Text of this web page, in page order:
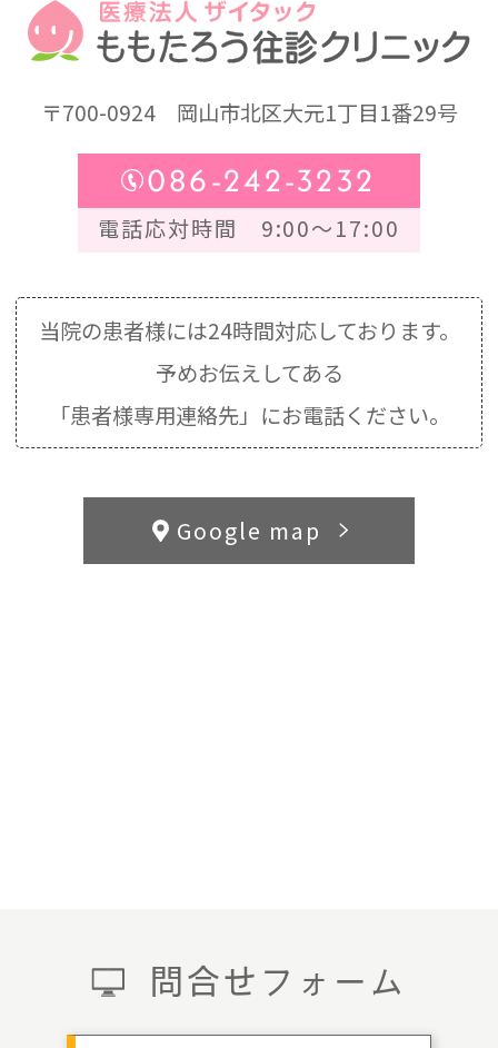
〒700-0924岡山市北区大元1丁目1番29号
086-242-3232
電話応対時間 9:00～17:00
当院の患者様には24時間対応しております。
予めお伝えしてある
「患者様専用連絡先」にお電話ください。
問合せフォーム
Google map